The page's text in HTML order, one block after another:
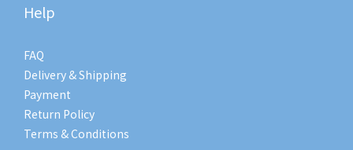
Help
FAQ
Delivery & Shipping
Payment
Return Policy
Terms & Conditions